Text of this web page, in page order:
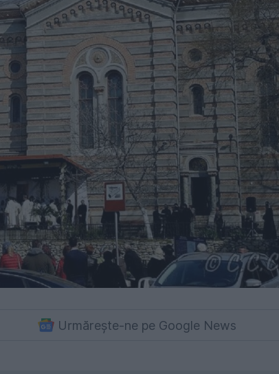
Urmărește-ne pe Google News